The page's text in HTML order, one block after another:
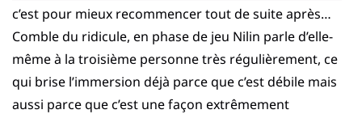
c’est pour mieux recommencer tout de suite après…
Comble du ridicule, en phase de jeu Nilin parle d’elle-
même à la troisième personne très régulièrement, ce
qui brise l’immersion déjà parce que c’est débile mais
aussi parce que c’est une façon extrêmement